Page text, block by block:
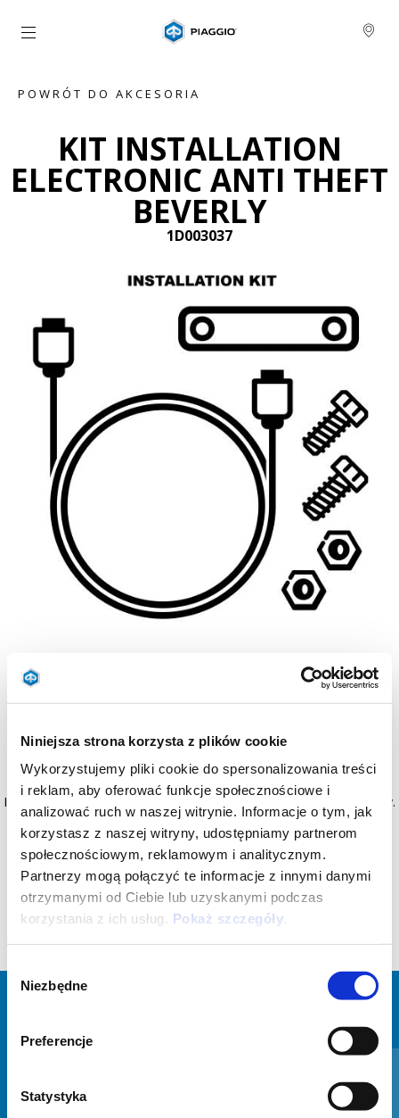
Niniejsza strona korzysta z plików cookie
Wykorzystujemy pliki cookie do spersonalizowania treści
i reklam, aby oferować funkcje społecznościowe i
analizować ruch w naszej witrynie. Informacje o tym, jak
korzystasz z naszej witryny, udostępniamy partnerom
społecznościowym, reklamowym i analitycznym.
Partnerzy mogą połączyć te informacje z innymi danymi
otrzymanymi od Ciebie lub uzyskanymi podczas
korzystania z ich usług. Pokaż szczegóły.
zgody
Niezbędne
Preferencje
Statystyka
Idź do strony głównej
POWRÓT DO AKCESORIA
KIT INSTALLATION
ELECTRONIC ANTI THEFT
BEVERLY
1D003037
Installation kit for electronic alarm. Compatible with Piaggio Beverly.
Electronic alarm device 1D001770 (sold separately).